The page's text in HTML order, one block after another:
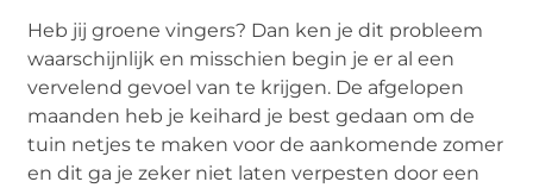
Heb jij groene vingers? Dan ken je dit probleem
waarschijnlijk en misschien begin je er al een
vervelend gevoel van te krijgen. De afgelopen
maanden heb je keihard je best gedaan om de
tuin netjes te maken voor de aankomende zomer
en dit ga je zeker niet laten verpesten door een